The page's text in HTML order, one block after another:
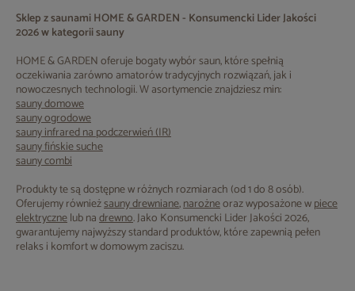
Sklep z saunami HOME & GARDEN - Konsumencki Lider Jakości
2026 w kategorii sauny
HOME & GARDEN oferuje bogaty wybór saun, które spełnią
oczekiwania zarówno amatorów tradycyjnych rozwiązań, jak i
nowoczesnych technologii. W asortymencie znajdziesz min:
sauny domowe
sauny ogrodowe
sauny infrared na podczerwień (IR)
sauny fińskie suche
sauny combi
Produkty te są dostępne w różnych rozmiarach (od 1 do 8 osób).
Oferujemy równieżsauny drewniane,narożneoraz wyposażone wpiece
elektrycznelub nadrewno. Jako Konsumencki Lider Jakości 2026,
gwarantujemy najwyższy standard produktów, które zapewnią pełen
relaks i komfort w domowym zaciszu.